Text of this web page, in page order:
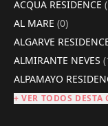
ACQUA RESIDENCE
AL MARE (0)
ALGARVE
ALMIRANTE NEVES
ALPAMAYO
+ VER TODOS DESTA